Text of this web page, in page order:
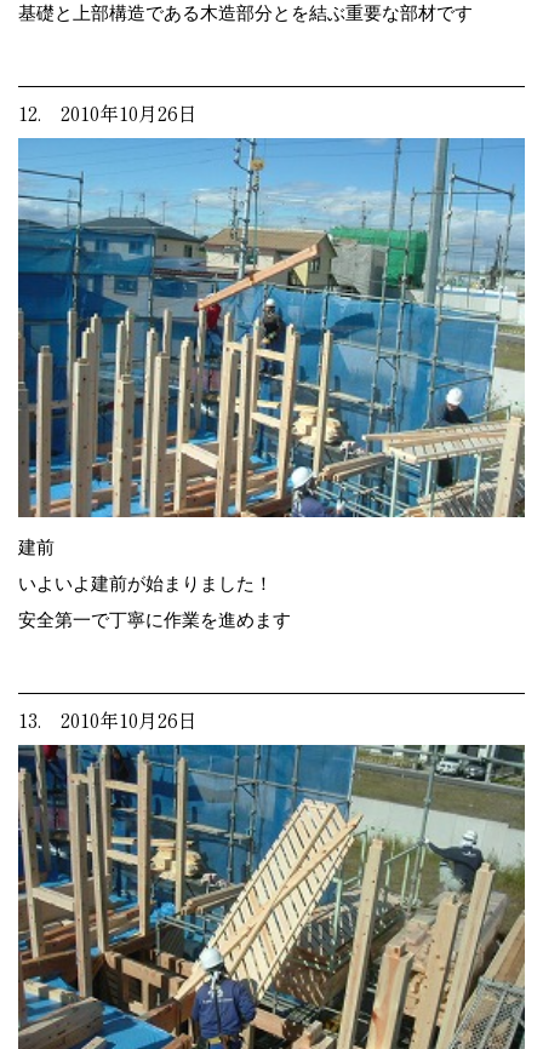
基礎と上部構造である木造部分とを結ぶ重要な部材です
12. 2010年10月26日
建前
いよいよ建前が始まりました！
安全第一で丁寧に作業を進めます
13. 2010年10月26日